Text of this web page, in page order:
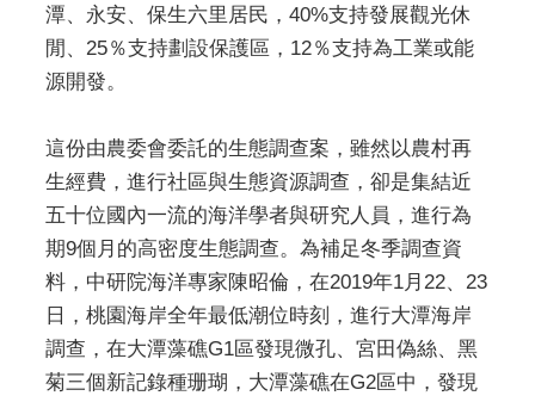
潭、永安、保生六里居民，40%支持發展觀光休
閒、25％支持劃設保護區，12％支持為工業或能
源開發。
這份由農委會委託的生態調查案，雖然以農村再
生經費，進行社區與生態資源調查，卻是集結近
五十位國內一流的海洋學者與研究人員，進行為
期9個月的高密度生態調查。為補足冬季調查資
料，中研院海洋專家陳昭倫，在2019年1月22、23
日，桃園海岸全年最低潮位時刻，進行大潭海岸
調查，在大潭藻礁G1區發現微孔、宮田偽絲、黑
菊三個新記錄種珊瑚，大潭藻礁在G2區中，發現